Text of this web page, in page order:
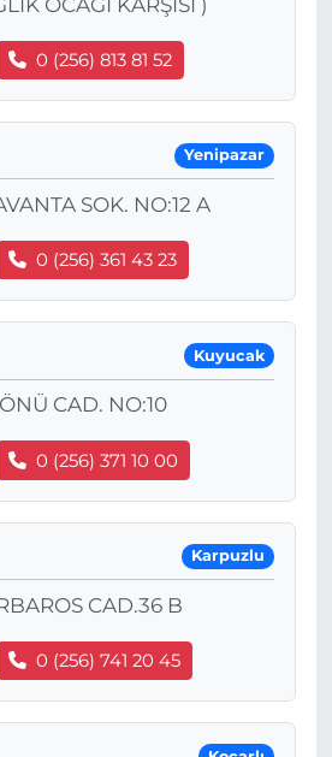
0 (256) 813 81 52
Yenipazar
SOK. NO:12 A
0 (256) 361 43 23
Kuyucak
CAD. NO:10
0 (256) 371 10 00
Karpuzlu
CAD.36 B
0 (256) 741 20 45